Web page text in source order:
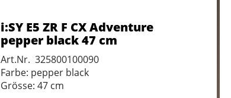
i:SY E5 ZR F CX Adventure
pepper black 47 cm
Art.Nr. 325800100090
Farbe: pepper black
Grösse: 47 cm